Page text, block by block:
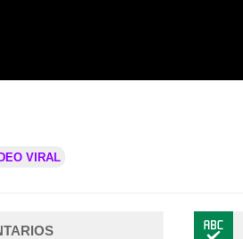
VIRAL